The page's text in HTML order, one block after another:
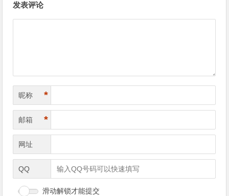
发表评论
昵称 *
邮箱 *
网址
QQ
滑动解锁才能提交